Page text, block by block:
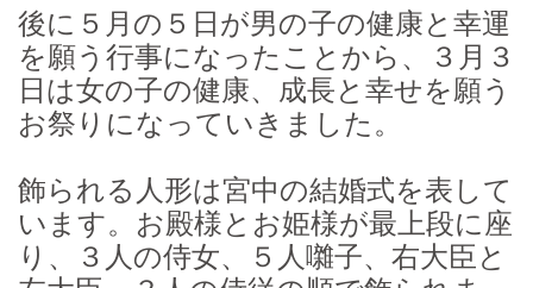
後に５月の５日が男の子の健康と幸運
を願う行事になったことから、３月３
日は女の子の健康、成長と幸せを願う
お祭りになっていきました。
飾られる人形は宮中の結婚式を表して
います。お殿様とお姫様が最上段に座
り、３人の侍女、５人囃子、右大臣と